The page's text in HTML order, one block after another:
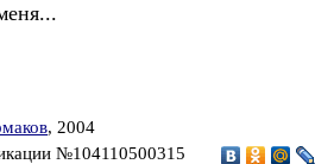
, 2004
№104110500315